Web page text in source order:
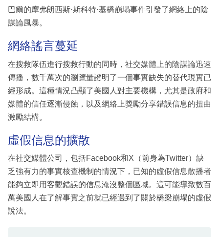
區
巴爾的摩弗朗西斯·斯科特·基橋崩塌事件引發了網絡上的陰
謀論風暴。
網絡謠言蔓延
在搜救隊伍進行搜救行動的同時，社交媒體上的陰謀論迅速
傳播，數千萬次的瀏覽量證明了一個事實缺失的替代現實已
經形成。這種情況凸顯了美國人對主要機構，尤其是政府和
媒體的信任逐漸侵蝕，以及網絡上獎勵分享錯誤信息的扭曲
激勵結構。
虛假信息的擴散
在社交媒體公司，包括Facebook和X（前身為Twitter）缺
乏強有力的事實核查機制的情況下，已知的虛假信息散播者
能夠立即用客觀錯誤的信息淹沒整個區域。這可能導致數百
萬美國人在了解事實之前就已經遇到了關於橋梁崩塌的虛假
說法。